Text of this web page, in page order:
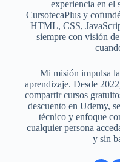
experiencia en el
CursotecaPlus y
HTML, CSS,
siempre con visión
Mi misión impulsa
aprendizaje. Desde
compartir cursos
descuento en Udemy,
técnico y enfoque
cualquier persona
y sin